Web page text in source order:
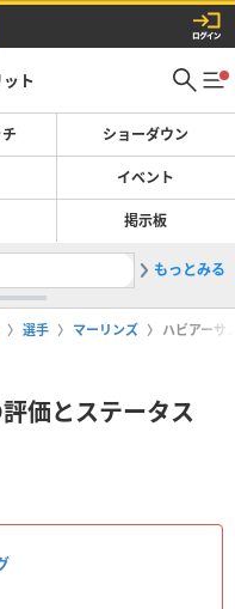
ト
ショーダウン
イベント
掲示板
2マーク
もっとみる
選手 マーリンズ ハビアーサ
価とステータス